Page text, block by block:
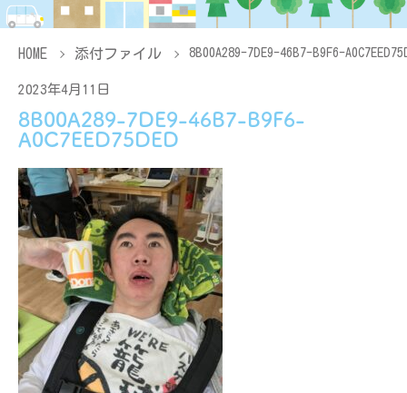
HOME 添付ファイル 8B00A289-7DE9-46B7-B9F6-
2023年4月11日
8B00A289-7DE9-46B7-B9F6-
A0C7EED75DED